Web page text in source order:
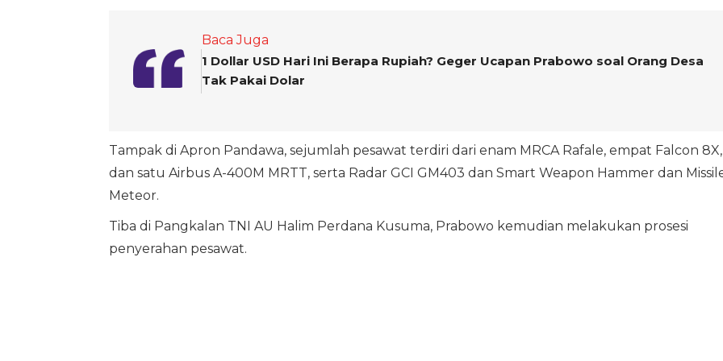
Baca Juga
1 Dollar USD Hari Ini Berapa Rupiah? Geger Ucapan Prabowo soal Orang Desa
Tak Pakai Dolar
Tampak di Apron Pandawa, sejumlah pesawat terdiri dari enam MRCA Rafale, empat Falcon 8X,
dan satu Airbus A-400M MRTT, serta Radar GCI GM403 dan Smart Weapon Hammer dan
Meteor.
Tiba di Pangkalan TNI AU Halim Perdana Kusuma, Prabowo kemudian melakukan prosesi
penyerahan pesawat.